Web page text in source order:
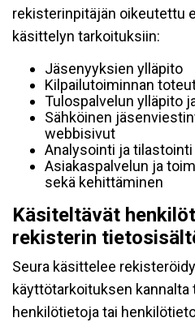
rekisterinpitäjän oikeutettu
käsittelyn tarkoituksiin:
Jäsenyyksien ylläpito
Kilpailutoiminnan
Tulospalvelun ylläpito
Sähköinen
webbisivut
Analysointi ja tilastointi
Asiakaspalvelun ja
sekä kehittäminen
Käsiteltävät
rekisterin
Seura käsittelee
käyttötarkoituksen kannalta
henkilötietoja tai